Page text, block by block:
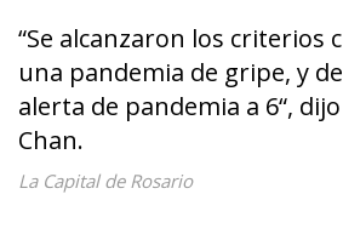
“Se alcanzaron los criterios
una pandemia de gripe, y
alerta de pandemia a 6“,
Chan.
La Capital de Rosario